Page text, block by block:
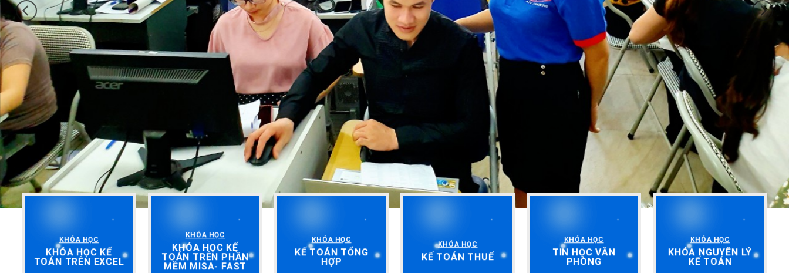
KHÓA HỌC
KHÓA HỌC KẾ
TOÁN TRÊN EXCEL
KHÓA HỌC
KHÓA HỌC KẾ
TOÁN TRÊN PHẦN
MỀM MISA- FAST
KHÓA HỌC
KẾ TOÁN TỔNG
HỢP
KHÓA HỌC
KẾ TOÁN THUẾ
KHÓA HỌC
TIN HỌC VĂN
PHÒNG
KHÓA HỌC
KHÓA NGUYÊN LÝ
KẾ TOÁN